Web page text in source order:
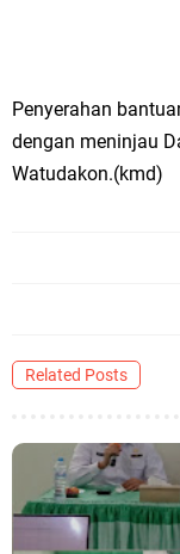
Penyerahan
dengan meninjau
Watudakon.(kmd)
Related Posts